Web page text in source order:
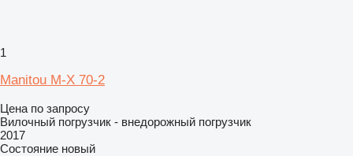
1
Manitou M-X 70-2
Цена по запросу
Вилочный погрузчик - внедорожный погрузчик
2017
Состояние новый